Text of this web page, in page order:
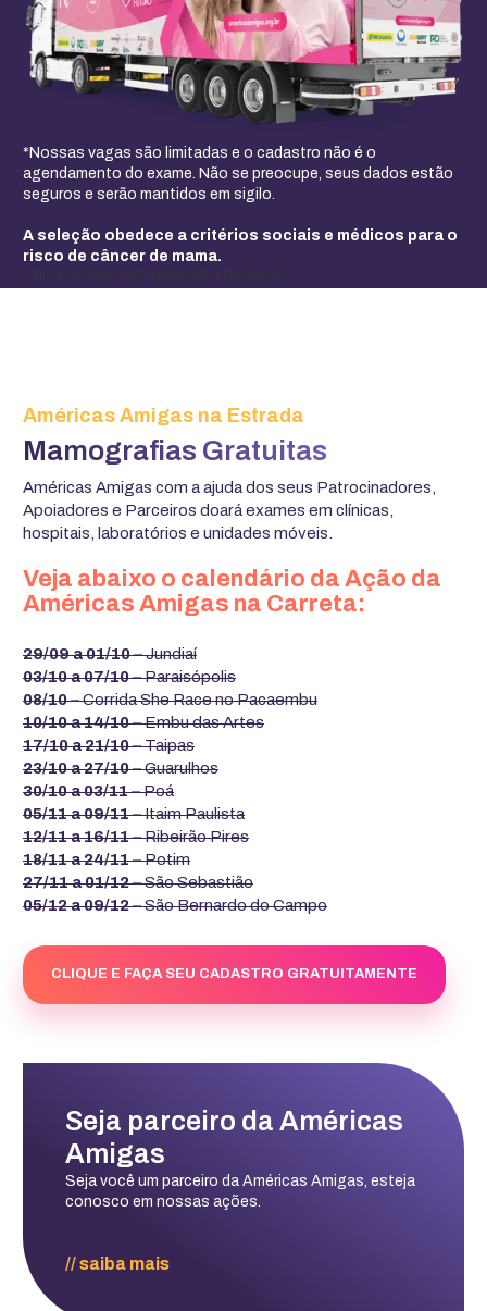
*Nossas vagas são limitadas e o cadastro não é o
agendamento do exame. Não se preocupe, seus dados estão
seguros e serão mantidos em sigilo.
A seleção obedece a critérios sociais e médicos para o
risco de câncer de mama.
This is some text inside of a div block.
Américas Amigas na Estrada
Mamografias Gratuitas
Américas Amigas com a ajuda dos seus Patrocinadores,
Apoiadores e Parceiros doará exames em clínicas,
hospitais, laboratórios e unidades móveis.
Veja abaixo o calendário da Ação da
Américas Amigas na Carreta:
29/09 a 01/10 –Jundiaí
03/10 a 07/10 –Paraisópolis
08/10 –Corrida She Race no Pacaembu
10/10 a 14/10 –Embu das Artes
17/10 a 21/10 –Taipas
23/10 a 27/10 –Guarulhos
30/10 a 03/11 –Poá
05/11 a 09/11 –Itaim Paulista
12/11 a 16/11 –Ribeirão Pires
18/11 a 24/11 –Potim
27/11 a 01/12 –São Sebastião
05/12 a 09/12 –São Bernardo do Campo
CLIQUE E FAÇA SEU CADASTRO GRATUITAMENTE
Seja parceiro da Américas
Amigas
Seja você um parceiro da Américas Amigas, esteja
conosco em nossas ações.
// saiba mais